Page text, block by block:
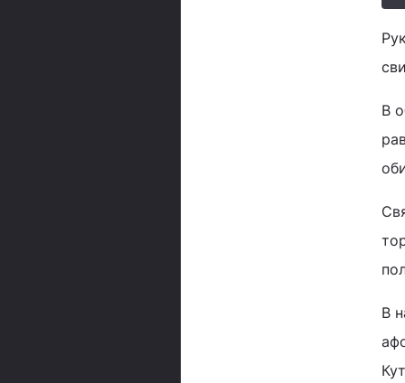
В
В